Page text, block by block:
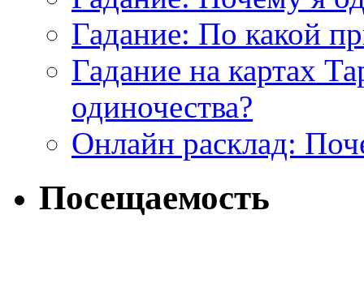
Гадание: По какой
Гадание на картах
одиночества?
Онлайн расклад:
Посещаемость